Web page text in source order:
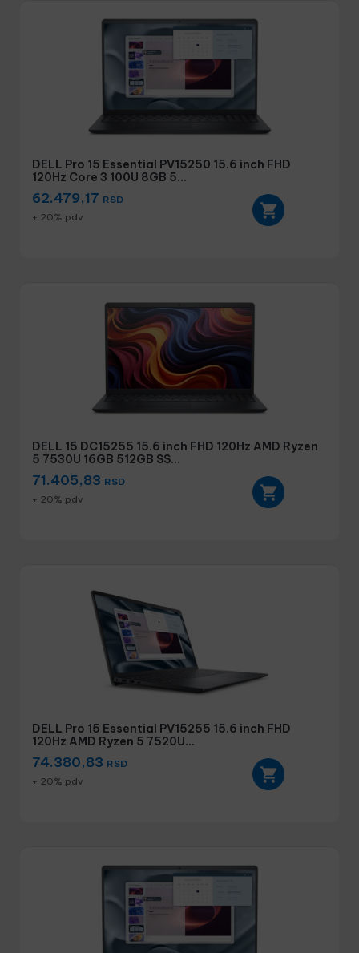
DELL Pro 15 Essential PV15250 15.6 inch FHD
120Hz Core 3 100U 8GB 5...
62.479,17 RSD
+ 20% pdv
DELL 15 DC15255 15.6 inch FHD 120Hz AMD Ryzen
5 7530U 16GB 512GB SS...
71.405,83 RSD
+ 20% pdv
DELL Pro 15 Essential PV15255 15.6 inch FHD
120Hz AMD Ryzen 5 7520U...
74.380,83 RSD
+ 20% pdv